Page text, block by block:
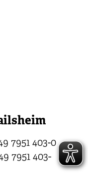
7951 403-0
7951 403-